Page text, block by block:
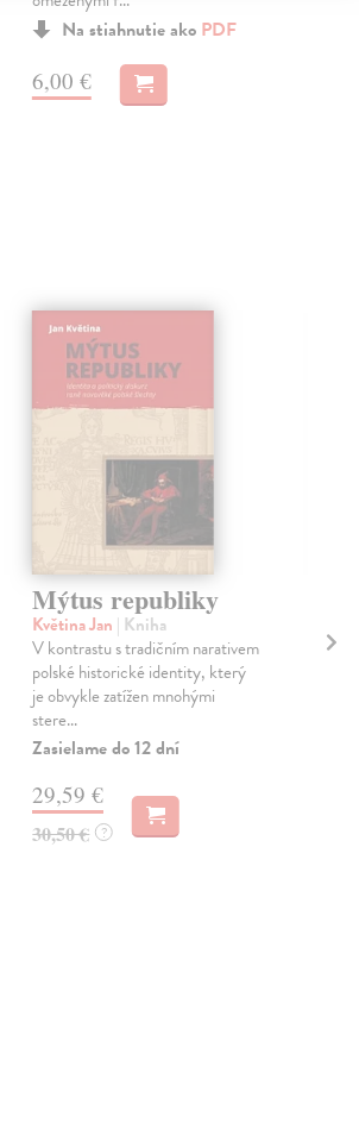
Na stiahnutie ako PDF
6,00 €
Mýtus republiky
Květina Jan | Kniha
V kontrastu s tradičním narativem
polské historické identity, který
je obvykle zatížen mnohými
stere...
Zasielame do 12 dní
29,59 €
30,50 € ?